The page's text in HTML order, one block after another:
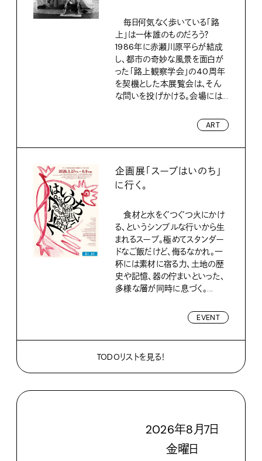
毎日何気なく歩いている「路
上」は一体誰のものだろう？
1986年に赤瀬川原平らが結成
し、都市の奇妙な風景を面白が
った「路上観察学会」の40周年
を契機とした本展覧会は、そん
な問いを投げかける。会場には...
ART
企画展「スープはいのち」
に行く。
食材と水をぐつぐつ火にかけ
る、というシンプルな行いから生
まれるスープ。極めてスタンダー
ドなご飯だけど、侮るなかれ。一
杯には素材に宿る力、土地の歴
史や記憶、器の佇まいといった、
多様な層が同時に息づく。...
EVENT
TODOリストを見る！
2026年8月7日
金曜日